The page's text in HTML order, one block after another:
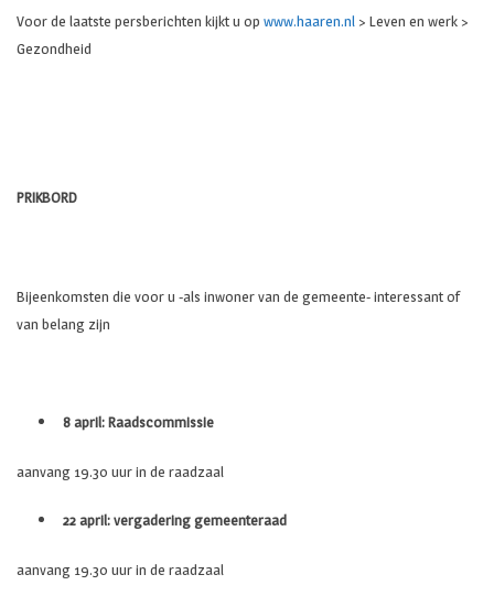
Voor de laatste persberichten kijkt u op www.haaren.nl > Leven en werk >
Gezondheid
PRIKBORD
Bijeenkomsten die voor u -als inwoner van de gemeente- interessant of
van belang zijn
8 april: Raadscommissie
aanvang 19.30 uur in de raadzaal
22 april: vergadering gemeenteraad
aanvang 19.30 uur in de raadzaal